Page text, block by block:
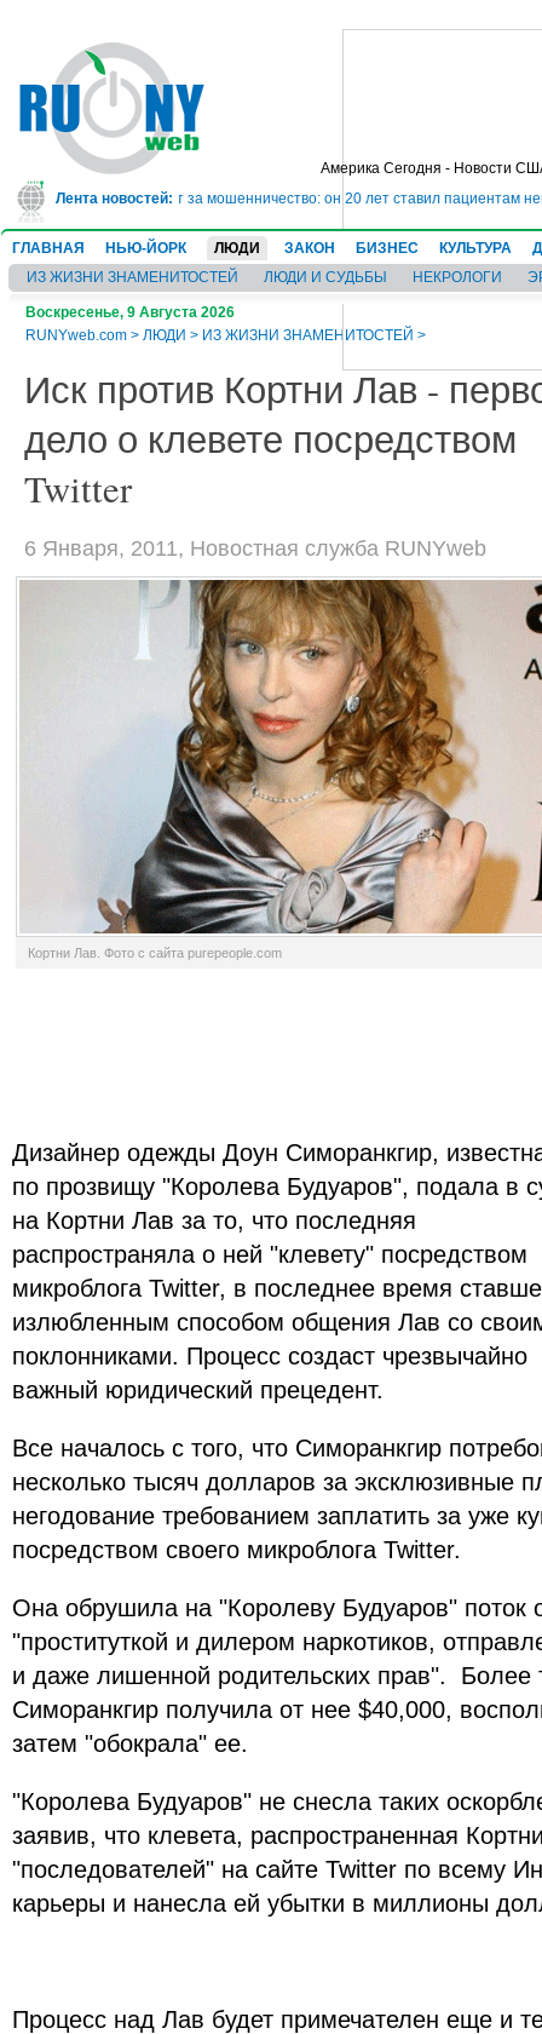
Америка Сегодня - Новости
Лента новостей:
в тюрьму на 10 лет за мошенничество: он 20 лет ставил пациентам
ГЛАВНАЯ НЬЮ-ЙОРК ЛЮДИ ЗАКОН БИЗНЕС КУЛЬТУРА
ИЗ ЖИЗНИ ЗНАМЕНИТОСТЕЙ
ЛЮДИ И СУДЬБЫ НЕКРОЛОГИ
Воскресенье, 9 Августа 2026
RUNYweb.com > ЛЮДИ > ИЗ ЖИЗНИ ЗНАМЕНИТОСТЕЙ >
Иск против Кортни Лав -
дело о клевете посредством
Twitter
6 Января, 2011, Новостная служба RUNYweb
Кортни Лав. Фото с сайта purepeople.com
Дизайнер одежды Доун Симоранкгир,
по прозвищу "Королева Будуаров", подала в
на Кортни Лав за то, что последняя
распространяла о ней "клевету" посредством
микроблога Twitter, в последнее время
излюбленным способом общения Лав со
поклонниками. Процесс создаст чрезвычайно
важный юридический прецедент.
Все началось с того, что Симоранкгир
несколько тысяч долларов за эксклюзивные
негодование требованием заплатить за уже
посредством своего микроблога Twitter.
Она обрушила на "Королеву Будуаров" поток
"проституткой и дилером наркотиков,
и даже лишенной родительских прав". Более
Симоранкгир получила от нее $40,000,
затем "обокрала" ее.
"Королева Будуаров" не снесла таких
заявив, что клевета, распространенная
"последователей" на сайте Twitter по всему
карьеры и нанесла ей убытки в миллионы
Процесс над Лав будет примечателен еще и